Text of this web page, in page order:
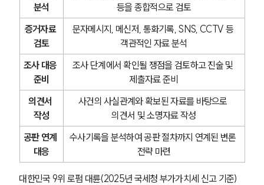
분석
등을 종합적으로 검토
증거자료
검토
문자메시지, 메신저, 통화기록, SNS, CCTV 등
객관적인 자료 분석
조사 대응
준비
조사 단계에서 확인될 쟁점을 검토하고 진술 및
제출자료 준비
의견서
작성
사건의 사실관계와 확보된 자료를 바탕으로
의견서 및 소명자료 작성
공판 연계
대응
수사기록을 분석하여 공판 절차까지 연계된 변론
전략 마련
대한민국 9위 로펌 대륜(2025년 국세청 부가가치세 신고 기준)